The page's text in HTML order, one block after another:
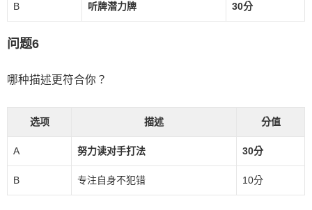
B 听牌潜力牌 30分
问题6
哪种描述更符合你？
选项 描述 分值
A 努力读对手打法 30分
B 专注自身不犯错 10分